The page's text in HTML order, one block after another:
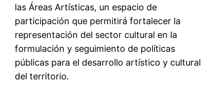
las Áreas Artísticas, un espacio de
participación que permitirá fortalecer la
representación del sector cultural en la
formulación y seguimiento de políticas
públicas para el desarrollo artístico y cultural
del territorio.